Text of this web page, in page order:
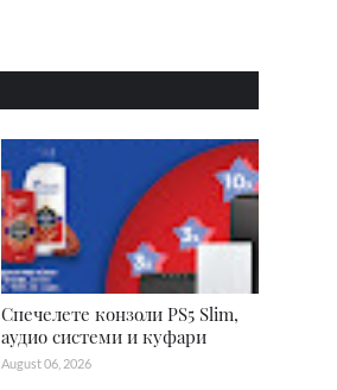
Спечелете конзоли PS5 Slim,
аудио системи и куфари
August 06, 2026